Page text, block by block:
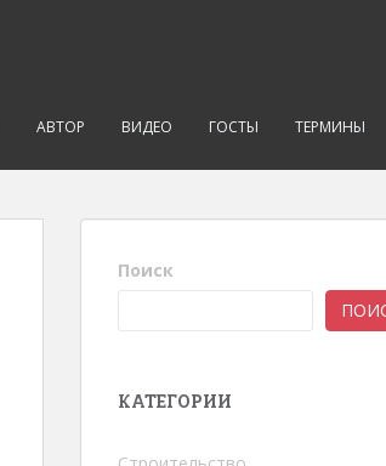
АВТОР ВИДЕО ГОСТЫ ТЕРМИНЫ
Поиск
КАТЕГОРИИ